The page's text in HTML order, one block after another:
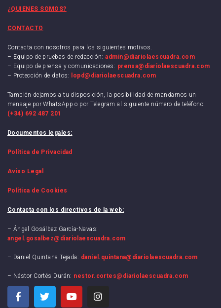
¿QUIENES SOMOS?
CONTACTO
Contacta con nosotros para los siguientes motivos.
– Equipo de pruebas de redacción:admin@diariolaescuadra.com
– Equipo de prensa y comunicaciones: prensa@diariolaescuadra.com
– Protección de datos:
lopd@diariolaescuadra.com
También dejamos a tu disposición, la posibilidad de mandarnos un
mensaje por WhatsApp o por Telegram al siguiente número de teléfono:
(+34) 692 487 201
Documentos legales:
Política de Privacidad
Aviso Legal
Política de Cookies
Contacta con los directivos de la web:
– Ángel Gosálbez García-Navas:
angel.gosalbez@diariolaescuadra.com
– Daniel Quintana Tejada: daniel.quintana@diariolaescuadra.com
– Néstor Cortés Durán: nestor.cortes@diariolaescuadra.com